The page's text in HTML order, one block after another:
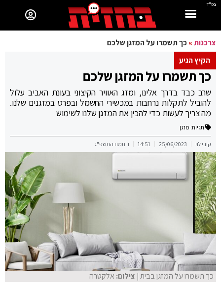
בס"ד
צרכנות»כך תשמרו על המזגן שלכם
הקיץ הגיע
כך תשמרו על המזגן שלכם
שרב כבד בדרך אלינו, ומזג האוויר הקיצוני בעונת האביב עלול
להוביל לתקלות נרחבות במכשירי החשמל ובפרט במזגנים שלנו.
מה צריך לעשות כדי להכין את המזגן שלנו לשימוש
תגיות: מזגן
קובי לוי 25/06/2023
14:51 ו' תמוז התשפ"ג
כך תשמרו על המזגן בבית| צילום: אלקטרה